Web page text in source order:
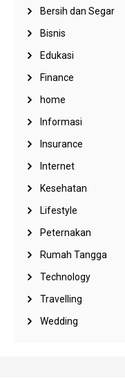
Bersih dan Segar
Bisnis
Edukasi
Finance
home
Informasi
Insurance
Internet
Kesehatan
Lifestyle
Peternakan
Rumah Tangga
Technology
Travelling
Wedding